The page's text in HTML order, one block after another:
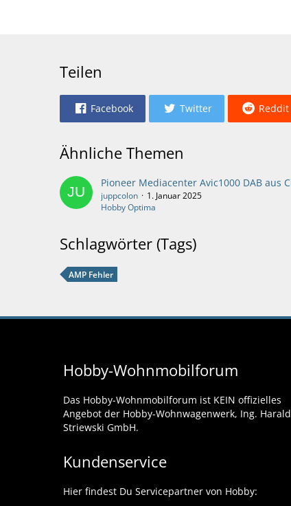
Teilen
Facebook Twitter Reddit
Ähnliche Themen
juppcolon
1. Januar 2025
Hobby Optima
Schlagwörter (Tags)
AMP Fehler
Hobby-Wohnmobilforum
Das Hobby-Wohnmobilforum ist KEIN offizielles
Angebot der Hobby-Wohnwagenwerk, Ing. Harald
Striewski GmbH.
Kundenservice
Hier findest Du Servicepartner von Hobby: